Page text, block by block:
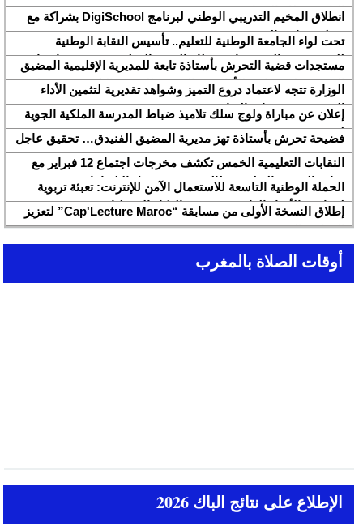
الثانية بقطاع الشباب
انطلاق المخيم التدريبي الوطني لبرنامج DigiSchool بشراكة مع
شركة هواوي المغرب
تحت لواء الجامعة الوطنية للتعليم.. تأسيس النقابة الوطنية
للمتصرفين والمتصرفات بقطاع التربية الوطنية SNASE وانتخاب
مكتبها الوطني
مستجدات قضية التحرش بأستاذة تابعة للمديرية الإقليمية المضيق
الفنيدق ولجنة تابعة للأكاديمية الجهوية للتربية والتكوين بجهة طنجة
تطوان الحسيمة، تحل بذات المديرية الإقليمية
الوزارة تتجه لاعتماد دروع التميز وشواهد تقديرية لتثمين الأداء
التربوي بمؤسسات الريادة
إعلان عن مباراة ولوج سلك تلاميذ ضباط المدرسة الملكية الجوية
لسنة 2026
فضيحة تحرش بأستاذة تهز مديرية المضيق الفنيدق… تحقيق عاجل
ولجنة تفتيش على الخط
النقابات التعليمية الخمس تكشف مخرجات اجتماع 12 فبراير مع
وزارة التربية والتعليم وتطالب بتسريع تنزيل الالتزامات
الحملة الوطنية التاسعة للاستعمال الآمن للإنترنت: تعبئة تربوية
لمواجهة الأخبار الزائفة في عصر الذكاء الاصطناعي
إطلاق النسخة الأولى من مسابقة “Cap'Lecture Maroc” لتعزيز
القراءة بالفرنسية سنة 2026
أوقات الصلاة بالمغرب
الإطلاع على نتائج الباك 2026